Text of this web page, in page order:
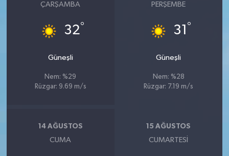
ÇARŞAMBA
32°
Güneşli
Nem: %29
Rüzgar: 9.69 m/s
PERŞEMBE
31 °
Güneşli
Nem: %28
Rüzgar: 7.19 m/s
14 AĞUSTOS
CUMA
15 AĞUSTOS
CUMARTESI